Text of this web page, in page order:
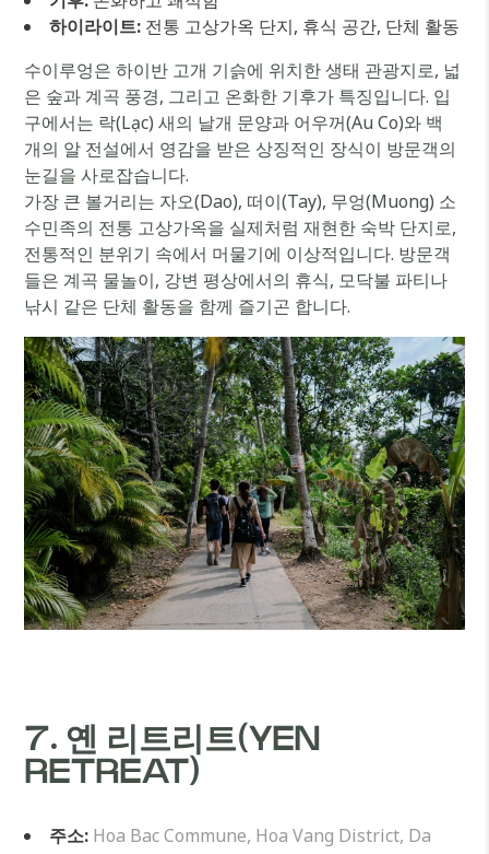
하이라이트: 전통 고상가옥 단지, 휴식 공간, 단체 활동
수이루엉은 하이반 고개 기슭에 위치한 생태 관광지로, 넓
은 숲과 계곡 풍경, 그리고 온화한 기후가 특징입니다. 입
구에서는 락(Lạc) 새의 날개 문양과 어우꺼(Au Co)와 백
개의 알 전설에서 영감을 받은 상징적인 장식이 방문객의
눈길을 사로잡습니다.
가장 큰 볼거리는 자오(Dao), 떠이(Tay), 무엉(Muong) 소
수민족의 전통 고상가옥을 실제처럼 재현한 숙박 단지로,
전통적인 분위기 속에서 머물기에 이상적입니다. 방문객
들은 계곡 물놀이, 강변 평상에서의 휴식, 모닥불 파티나
낚시 같은 단체 활동을 함께 즐기곤 합니다.
7. 옌 리트리트(YEN
RETREAT)
주소: Hoa Bac Commune, Hoa Vang District, Da